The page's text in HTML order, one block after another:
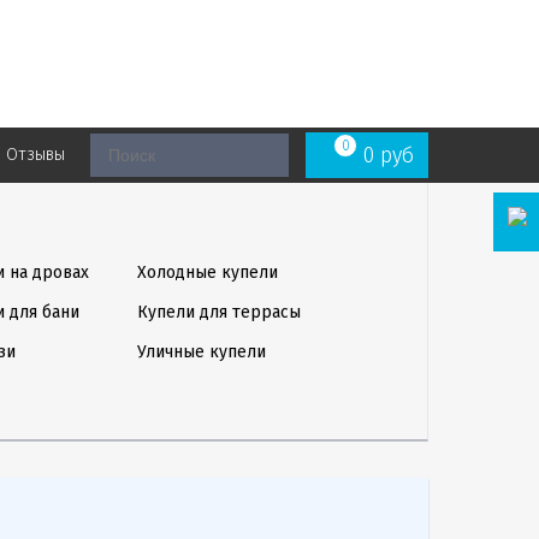
Отзывы 0 0 руб
на дровах
Холодные купели
для бани
Купели для террасы
Уличные купели